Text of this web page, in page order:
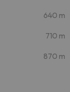
640 m
710 m
870 m